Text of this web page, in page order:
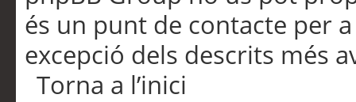
és un punt de contacte per
excepció dels descrits més
Torna a l’inici